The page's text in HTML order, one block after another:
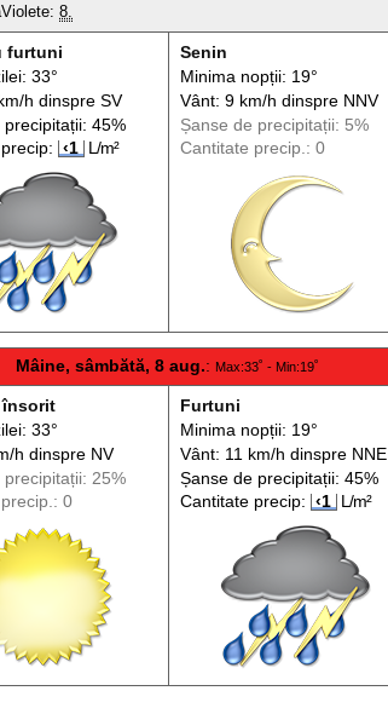
8.
furtuni
33°
h dinspreSV
precipitații: 45%
‹1 L/m²
Senin
Minima nopții: 19°
Vânt: 9 km/h dinspreNNV
Șanse de precipitații: 5%
Cantitate precip.: 0
Mâine, sâmbătă, 8 aug.: Max:33˚ - Min:19˚
însorit
33°
h dinspreNV
precipitații: 25%
0
Furtuni
Minima nopții: 19°
Vânt: 11 km/h dinspreNNE
Șanse de precipitații: 45%
Cantitate precip:
‹1 L/m²